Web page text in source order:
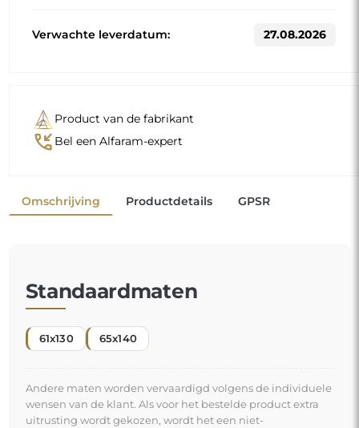
Verwachte leverdatum: 27.08.2026
Product van de fabrikant
phone_callback Bel een Alfaram-expert
Omschrijving Productdetails GPSR
Standaardmaten
61x130 65x140
Andere maten worden vervaardigd volgens de individuele
wensen van de klant. Als voor het bestelde product extra
uitrusting wordt gekozen, wordt het een niet-